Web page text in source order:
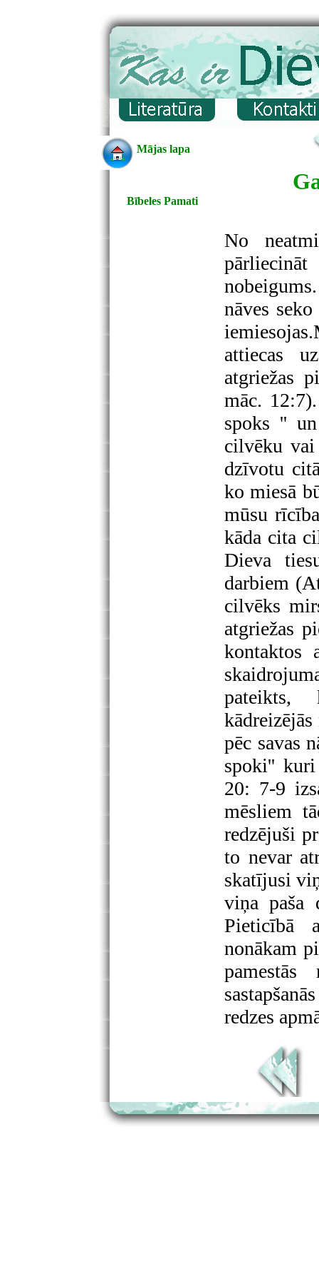
Mājas lapa
Bībeles Pamati
No
nāves
attiecas
atgriežas
māc.
spoks ''
cilvēku
dzīvotu
ko miesā
mūsu
kāda cita
Dieva
darbiem
cilvēks
atgriežas
kontaktos
pateikts,
pēc savas
spoki''
20: 7-9
mēsliem
redzējuši
to nevar
skatījusi
viņa paša
Pieticībā
nonākam
redzes